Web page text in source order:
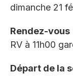
dimanche 21
Rendez-vous
RV à 11h00
Départ de la